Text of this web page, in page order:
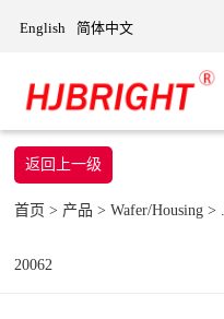
English 简体中文
返回上一级
首页 > 产品 >Wafer/Housing>
20062